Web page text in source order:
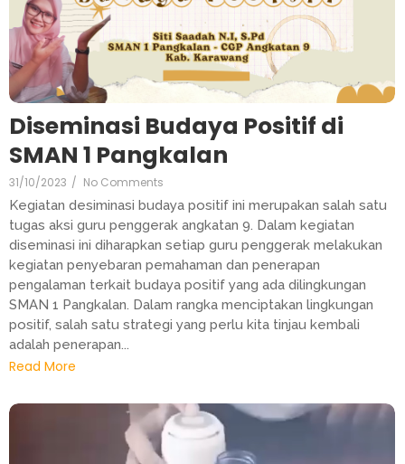
Diseminasi Budaya Positif di
SMAN 1 Pangkalan
31/10/2023 / No Comments
Kegiatan desiminasi budaya positif ini merupakan salah satu
tugas aksi guru penggerak angkatan 9. Dalam kegiatan
diseminasi ini diharapkan setiap guru penggerak melakukan
kegiatan penyebaran pemahaman dan penerapan
pengalaman terkait budaya positif yang ada dilingkungan
SMAN 1 Pangkalan. Dalam rangka menciptakan lingkungan
positif, salah satu strategi yang perlu kita tinjau kembali
adalah penerapan...
Read More